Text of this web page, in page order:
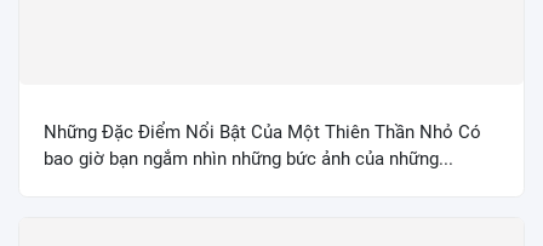
Những Đặc Điểm Nổi Bật Của Một Thiên Thần Nhỏ Có
bao giờ bạn ngắm nhìn những bức ảnh của những...